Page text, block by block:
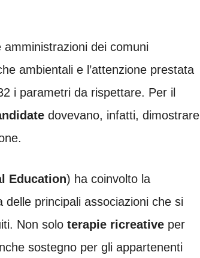
amministrazioni dei comuni
ambientali e l’attenzione prestata
i parametri da rispettare. Per il
dovevano, infatti, dimostrare
Education) ha coinvolto la
principali associazioni che si
Non solo terapie ricreative per
sostegno per gli appartenenti